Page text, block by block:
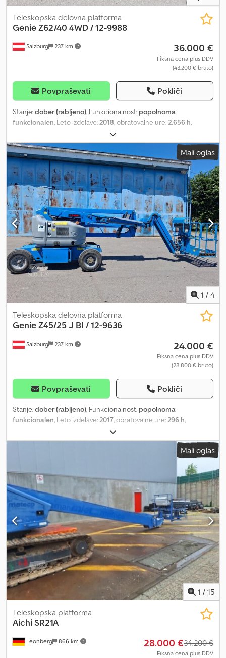
Salzburg 237 km
Teleskopska delovna platforma
GenieZ62/40 4WD / 12-9988
36.000 €
Fiksna cena plus DDV
(43.200 € bruto)
Povpraševati Pokliči
Stanje:dober (rabljeno), Funkcionalnost: popolnoma
funkcionalen, Leto izdelave:2018, obratovalne ure:2.656 h,
, Proizvajalec: Genie Tip: Z62/40 4WD Leto
izdelave: 2018 Dkedpezkuq Nefx Apcer Kapaciteta: 227 kg Število
ur: 2.656 h Delovna višina: 20,87 m Višina platforme: 18,87 m
Maksimalni horizontalni doseg: 12,42 m Teža: 10.281 kg
Mali oglas
1 / 4
Salzburg 237 km
Teleskopska delovna platforma
GenieZ45/25 J BI / 12-9636
24.000 €
Fiksna cena plus DDV
(28.800 € bruto)
Povpraševati Pokliči
Stanje:dober (rabljeno), Funkcionalnost: popolnoma
funkcionalen, Leto izdelave:2017, obratovalne ure:296 h,
227 kg
Z45/25 J BI Dedpjzkunzefx Apcekr Letnik: 2017 Kapaciteta: 227 kg
Delovne ure: 296 h Delovna višina: 15,94 m Višina platforme: 13,94 m
Mali oglas
1 / 15
Leonberg 866 km
Teleskopska platforma
Aichi SR21A
28.000 €34.200 €
Fiksna cena plus DDV